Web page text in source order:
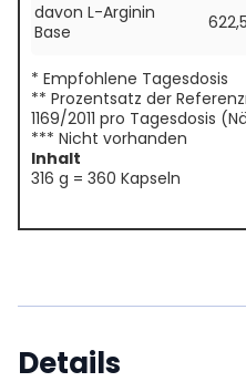
davon L-Arginin
Base
* Empfohlene Tagesdosis
** Prozentsatz der
1169/2011 pro Tagesdosis
*** Nicht vorhanden
Inhalt
316 g = 360 Kapseln
Details